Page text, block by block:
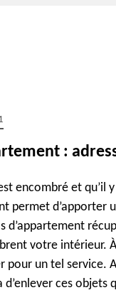
:
encombré et qu’il
permet d’apporter
d’appartement
votre intérieur.
pour un tel service.
ces objets